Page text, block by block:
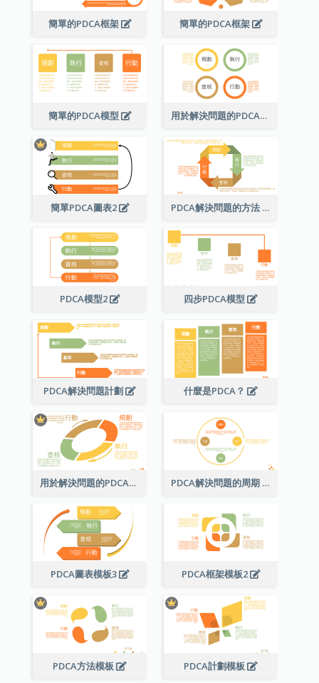
簡單的PDCA框架 簡單的PDCA框架
簡單的PDCA模型 用於解決問題的PDCA圖表
簡單PDCA圖表2 PDCA解決問題的方法
PDCA模型2 四步PDCA模型
PDCA解決問題計劃 什麼是PDCA？
用於解決問題的PDCA圖 PDCA解決問題的周期
PDCA圖表模板3 PDCA框架模板2
PDCA方法模板 PDCA計劃模板